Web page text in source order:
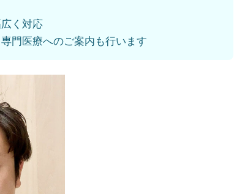
く対応
門医療へのご案内も行います